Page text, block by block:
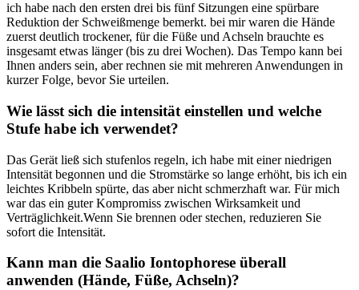
ich habe ⁢nach ⁤den ersten drei bis‍ fünf Sitzungen eine spürbare
Reduktion der⁢ Schweißmenge bemerkt. bei ‌mir​ waren ⁤die‍ Hände⁤
zuerst deutlich trockener, für die Füße und Achseln brauchte es
insgesamt etwas länger (bis‌ zu‌ drei Wochen). Das Tempo kann ‌bei
Ihnen anders sein,‌ aber rechnen sie mit mehreren Anwendungen in
kurzer Folge,⁢ bevor Sie urteilen.
Wie lässt sich die intensität einstellen‍ und welche
Stufe habe ich verwendet?
Das Gerät ließ ‍sich stufenlos regeln, ich habe mit einer niedrigen
Intensität begonnen und die Stromstärke ⁢so⁣ lange erhöht, bis ich ‍ein‍
leichtes Kribbeln spürte, ​das aber nicht schmerzhaft war. Für ‌mich
war das ein ​guter Kompromiss zwischen ​Wirksamkeit ​und
Verträglichkeit.Wenn ‍Sie brennen oder stechen, reduzieren Sie
sofort die Intensität.
Kann man ⁣die Saalio Iontophorese ⁣überall
anwenden (Hände, Füße, Achseln)?